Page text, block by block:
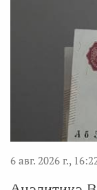
6 авг. 2026 г.,